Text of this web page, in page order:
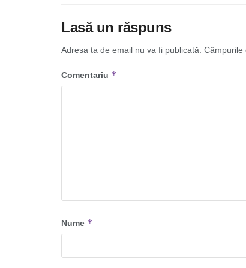
Lasă un răspuns
Adresa ta de email nu va fi publicată. Câmpurile
Comentariu *
Nume *